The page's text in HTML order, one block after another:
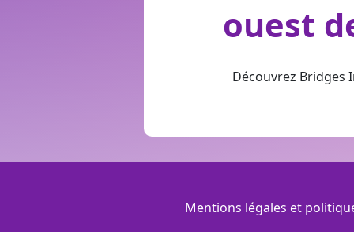
ouest
Découvrez Bridges
Menu Footer
Mentions légales et